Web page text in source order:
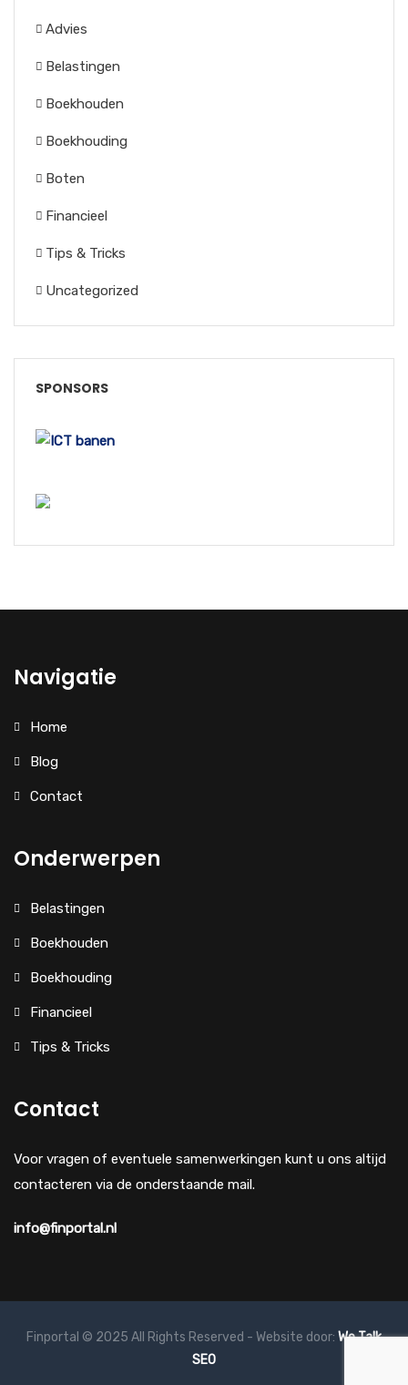
Advies
Belastingen
Boekhouden
Boekhouding
Boten
Financieel
Tips & Tricks
Uncategorized
SPONSORS
Navigatie
Home
Blog
Contact
Onderwerpen
Belastingen
Boekhouden
Boekhouding
Financieel
Tips & Tricks
Contact
Voor vragen of eventuele samenwerkingen kunt u ons altijd
contacteren via de onderstaande mail.
info@finportal.nl
Finportal © 2025 All Rights Reserved - Website door: We Talk
SEO